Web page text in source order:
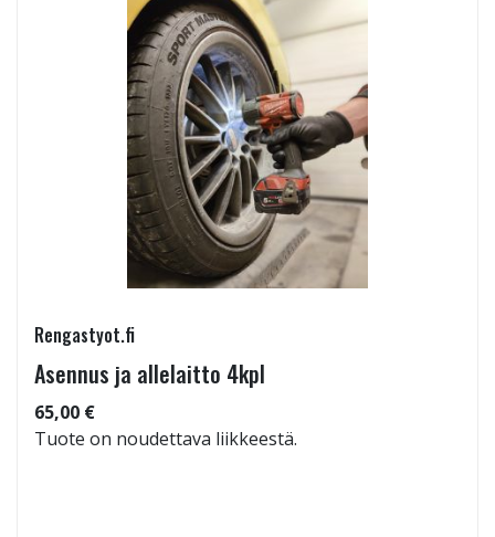
Rengastyot.fi
Asennus ja allelaitto 4kpl
65,00 €
Tuote on noudettava liikkeestä.